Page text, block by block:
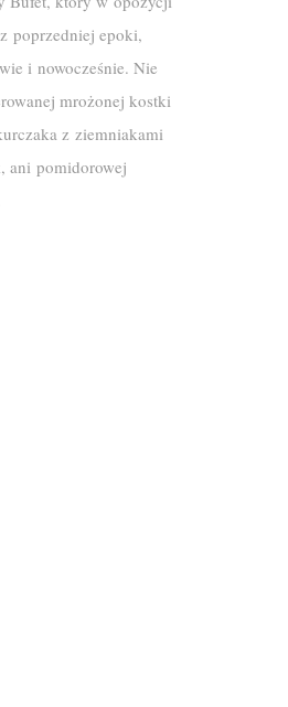
poprzedniej epoki,
i nowocześnie. Nie
mrożonej kostki
z ziemniakami
ani pomidorowej